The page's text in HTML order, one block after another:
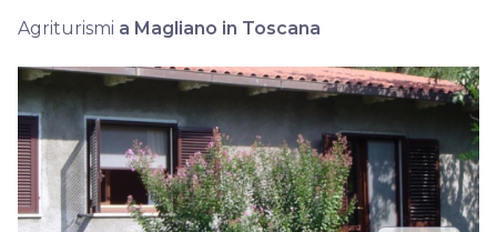
Agriturismi a Magliano in Toscana